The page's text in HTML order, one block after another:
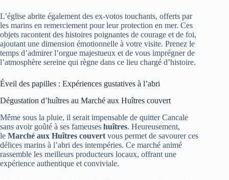
L’église abrite également des ex-votos touchants, offerts par
les marins en remerciement pour leur protection en mer. Ces
objets racontent des histoires poignantes de courage et de foi,
ajoutant une dimension émotionnelle à votre visite. Prenez le
temps d’admirer l’orgue majestueux et de vous imprégner de
l’atmosphère sereine qui règne dans ce lieu chargé d’histoire.
Éveil des papilles : Expériences gustatives à l’abri
Dégustation d’huîtres au Marché aux Huîtres couvert
Même sous la pluie, il serait impensable de quitter Cancale
sans avoir goûté à ses fameuses huîtres. Heureusement,
le Marché aux Huîtres couvert vous permet de savourer ces
délices marins à l’abri des intempéries. Ce marché animé
rassemble les meilleurs producteurs locaux, offrant une
expérience authentique et conviviale.